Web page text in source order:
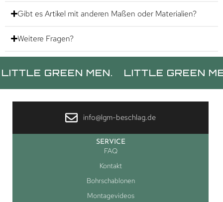
Gibt es Artikel mit anderen Maßen oder Materialien?
Weitere Fragen?
GREEN MEN. LITTLE GREEN MEN.
info@lgm-beschlag.de
SERVICE
FAQ
Kontakt
Bohrschablonen
Montagevideos